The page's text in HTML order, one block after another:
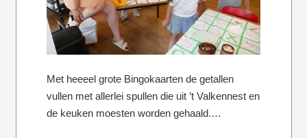
Met heeeel grote Bingokaarten de getallen
vullen met allerlei spullen die uit ’t Valkennest en
de keuken moesten worden gehaald.…